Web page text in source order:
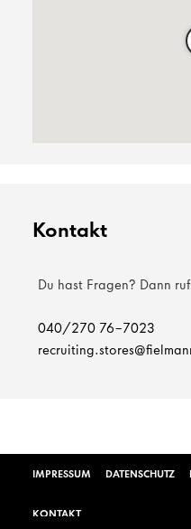
Kontakt
Du hast Fragen? Dann
040/270 76-7023
IMPRESSUM DATENSCHUTZ
KONTAKT